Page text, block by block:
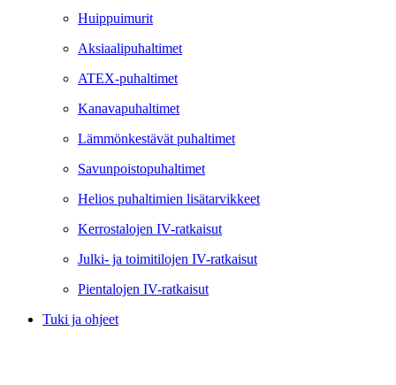
Huippuimurit
Aksiaalipuhaltimet
ATEX-puhaltimet
Kanavapuhaltimet
Lämmönkestävät puhaltimet
Savunpoistopuhaltimet
Helios puhaltimien lisätarvikkeet
Kerrostalojen IV-ratkaisut
Julki- ja toimitilojen IV-ratkaisut
Pientalojen IV-ratkaisut
Tuki ja ohjeet